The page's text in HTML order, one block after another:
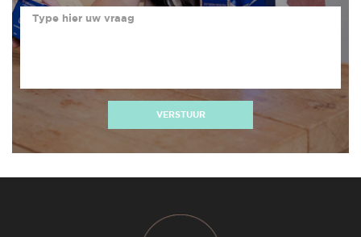
VERSTUUR